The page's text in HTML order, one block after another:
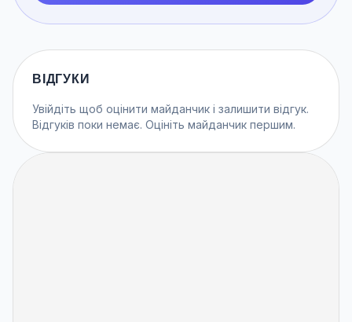
ВІДГУКИ
Увійдіть щоб оцінити майданчик і залишити відгук.
Відгуків поки немає. Оцініть майданчик першим.